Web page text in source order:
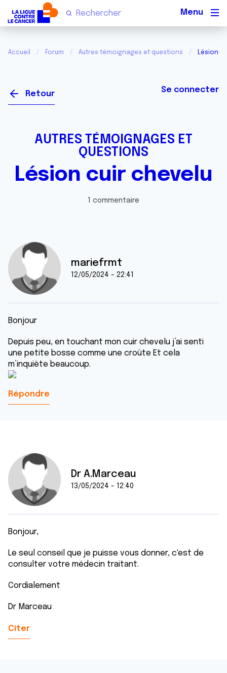
Accueil Forum Autres témoignages et questions Lésion
Retour Se connecter
AUTRES TÉMOIGNAGES ET
QUESTIONS
Lésion cuir chevelu
1 commentaire
mariefrmt
12/05/2024 - 22:41
Bonjour
Depuis peu, en touchant mon cuir chevelu j’ai senti
une petite bosse comme une croûte Et cela
m’inquiète beaucoup.
Répondre
Dr A.Marceau
13/05/2024 - 12:40
Bonjour,
Le seul conseil que je puisse vous donner, c'est de
consulter votre médecin traitant.
Cordialement
Dr Marceau
Citer